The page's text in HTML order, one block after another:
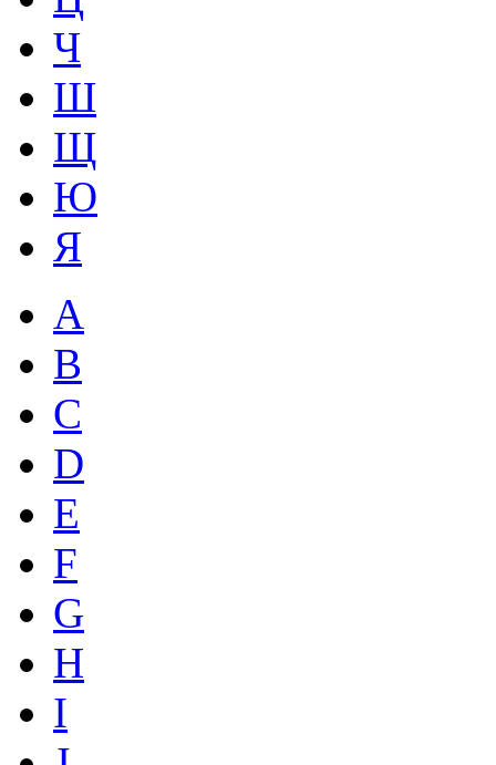
Ч
Ш
Щ
Ю
Я
A
B
C
D
E
F
G
H
I